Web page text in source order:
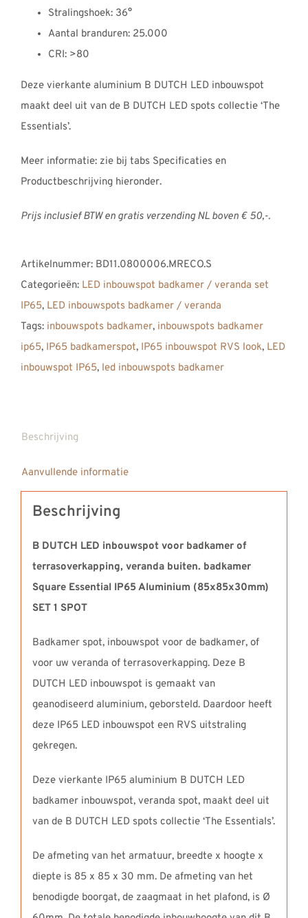
Stralingshoek: 36°
Aantal branduren: 25.000
CRI: >80
Deze vierkante aluminium B DUTCH LED inbouwspot
maakt deel uit van de B DUTCH LED spots collectie ‘The
Essentials’.
Meer informatie: zie bij tabs Specificaties en
Productbeschrijving hieronder.
Prijs inclusief BTW en gratis verzending NL boven € 50,-.
Artikelnummer: BD11.0800006.MRECO.S
Categorieën: LED inbouwspot badkamer / veranda set
IP65, LED inbouwspots badkamer / veranda
Tags: inbouwspots badkamer, inbouwspots badkamer
ip65, IP65 badkamerspot, IP65 inbouwspot RVS look, LED
inbouwspot IP65, led inbouwspots badkamer
Beschrijving
Aanvullende informatie
Beschrijving
B DUTCH LED inbouwspot voor badkamer of
terrasoverkapping, veranda buiten. badkamer
Square Essential IP65 Aluminium (85x85x30mm)
SET 1 SPOT
Badkamer spot, inbouwspot voor de badkamer, of
voor uw veranda of terrasoverkapping. Deze B
DUTCH LED inbouwspot is gemaakt van
geanodiseerd aluminium, geborsteld. Daardoor heeft
deze IP65 LED inbouwspot een RVS uitstraling
gekregen.
Deze vierkante IP65 aluminium B DUTCH LED
badkamer inbouwspot, veranda spot, maakt deel uit
van de B DUTCH LED spots collectie ‘The Essentials’.
De afmeting van het armatuur, breedte x hoogte x
diepte is 85 x 85 x 30 mm. De afmeting van het
benodigde boorgat, de zaagmaat in het plafond, is Ø